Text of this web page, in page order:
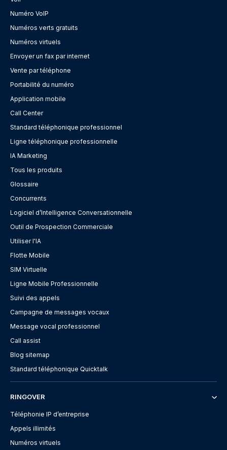
Numéro VoIP
Numéros verts gratuits
Numéros virtuels
Envoyer un fax par internet
Vente par téléphone
Portabilité du numéro
Application mobile
Call Center
Standard téléphonique professionnel
Ligne téléphonique professionnelle
IA Marketing
Tous les produits
Glossaire
Concurrents
Logiciel d’Intelligence Conversationnelle
Outil de Prospection Commerciale
Utiliser l'IA
Flotte Mobile
SIM Virtuelle
Ligne Mobile Professionnelle
Suivi des appels
Campagne de messages vocaux
Message vocal professionnel
Call assist
Blog sitemap
Standard téléphonique Quicktalk
RINGOVER
Téléphonie IP d’entreprise
Appels illimités
Numéros virtuels